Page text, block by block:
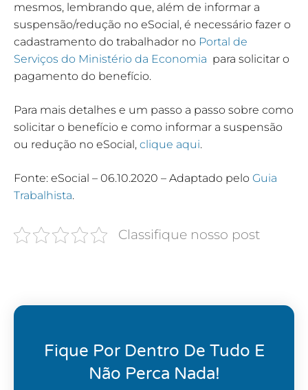
mesmos, lembrando que, além de informar a
suspensão/redução no eSocial, é necessário fazer o
cadastramento do trabalhador no Portal de
Serviços do Ministério da Economia para solicitar o
pagamento do benefício.
Para mais detalhes e um passo a passo sobre como
solicitar o benefício e como informar a suspensão
ou redução no eSocial, clique aqui.
Fonte: eSocial – 06.10.2020 – Adaptado pelo Guia
Trabalhista.
Classifique nosso post
Fique Por Dentro De Tudo E
Não Perca Nada!